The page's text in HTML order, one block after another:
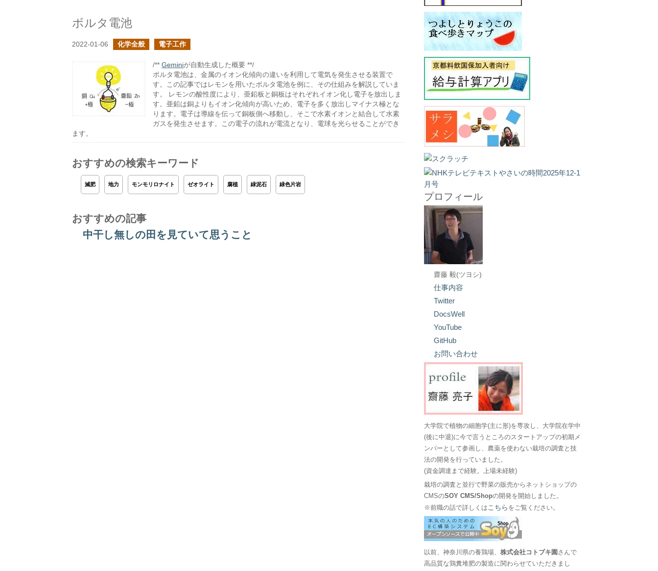
ボルタ電池
2022-01-06 化学全般 電子工作
/** Geminiが自動生成した概要 **/
ボルタ電池は、金属のイオン化傾向の違いを利用して電気を発生させる装置で
す。この記事ではレモンを用いたボルタ電池を例に、その仕組みを解説していま
す。 レモンの酸性度により、亜鉛板と銅板はそれぞれイオン化し電子を放出しま
す。亜鉛は銅よりもイオン化傾向が高いため、電子を多く放出しマイナス極とな
ります。電子は導線を伝って銅板側へ移動し、そこで水素イオンと結合して水素
ガスを発生させます。この電子の流れが電流となり、電球を光らせることができ
ます。
おすすめの検索キーワード
減肥 地力 モンモリロナイト ゼオライト 腐植 緑泥石 緑色片岩
おすすめの記事
中干し無しの田を見ていて思うこと
プロフィール
齋藤 毅(ツヨシ)
仕事内容
Twitter
DocsWell
YouTube
GitHub
お問い合わせ
大学院で植物の細胞学(主に形)を専攻し、大学院在学中
(後に中退)に今で言うところのスタートアップの初期メ
ンバーとして参画し、農薬を使わない栽培の調査と技
法の開発を行っていました。
(資金調達まで経験。上場未経験)
栽培の調査と並行で野菜の販売からネットショップの
CMSのSOY CMS/Shopの開発を開始しました。
※前職の話で詳しくは こちら をご覧ください。
以前、神奈川県の養鶏場、株式会社コトブキ園 さんで
高品質な鶏糞堆肥の製造に関わらせていただきまし